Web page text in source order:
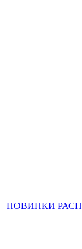
НОВИНКИ